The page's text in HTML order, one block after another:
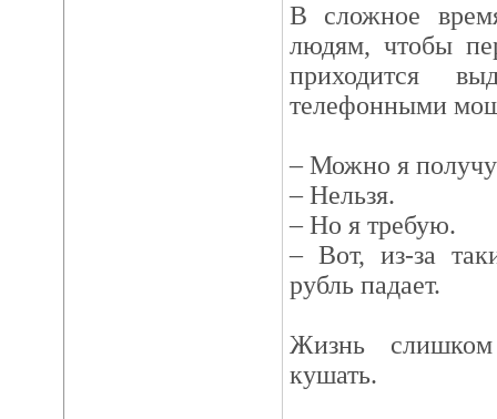
В сложное
людям, чтобы
приходится
телефонными
– Можно я получу
– Нельзя.
– Но я требую.
– Вот, из-за
рубль падает.
Жизнь
кушать.